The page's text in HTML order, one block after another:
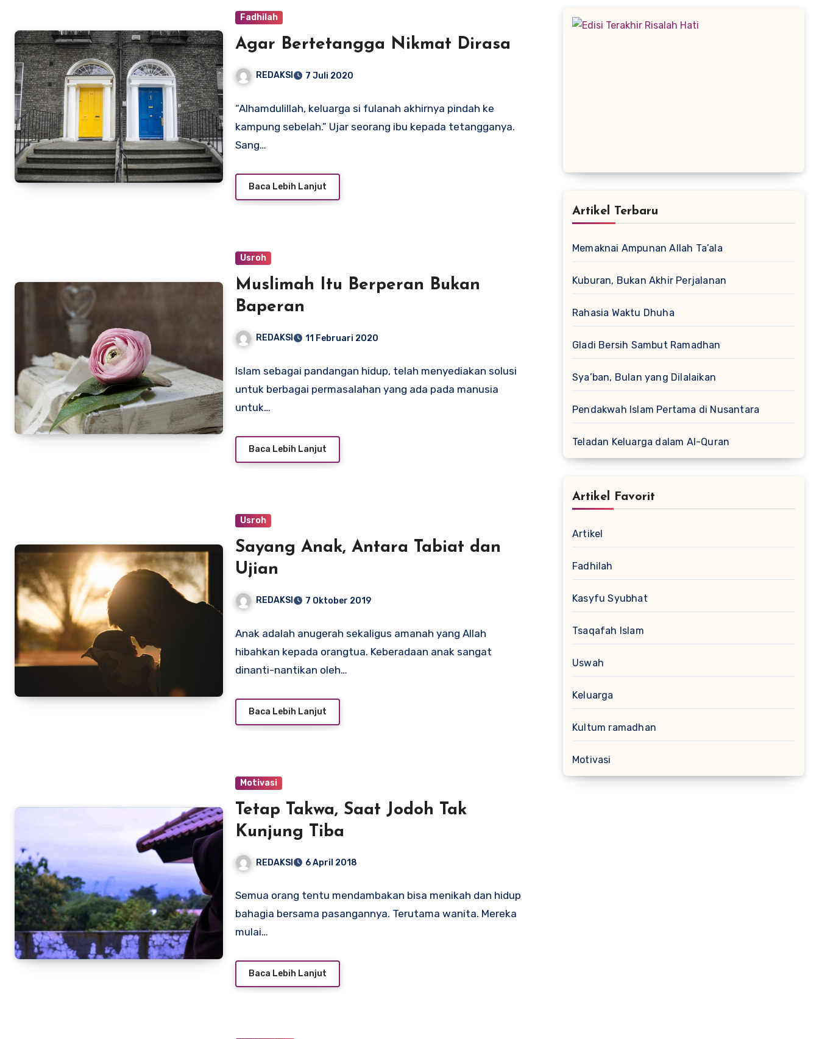
Fadhilah
Agar Bertetangga Nikmat Dirasa
REDAKSI 7 Juli 2020
“Alhamdulillah, keluarga si fulanah akhirnya pindah ke
kampung sebelah.” Ujar seorang ibu kepada tetangganya.
Sang…
Baca Lebih Lanjut
Usroh
Muslimah Itu Berperan Bukan
Baperan
REDAKSI 11 Februari 2020
Islam sebagai pandangan hidup, telah menyediakan solusi
untuk berbagai permasalahan yang ada pada manusia
untuk…
Baca Lebih Lanjut
Usroh
Sayang Anak, Antara Tabiat dan
Ujian
REDAKSI 7 Oktober 2019
Anak adalah anugerah sekaligus amanah yang Allah
hibahkan kepada orangtua. Keberadaan anak sangat
dinanti-nantikan oleh…
Baca Lebih Lanjut
Motivasi
Tetap Takwa, Saat Jodoh Tak
Kunjung Tiba
REDAKSI 6 April 2018
Semua orang tentu mendambakan bisa menikah dan hidup
bahagia bersama pasangannya. Terutama wanita. Mereka
mulai…
Baca Lebih Lanjut
Artikel Terbaru
Memaknai Ampunan Allah Ta’ala
Kuburan, Bukan Akhir Perjalanan
Rahasia Waktu Dhuha
Gladi Bersih Sambut Ramadhan
Sya’ban, Bulan yang Dilalaikan
Pendakwah Islam Pertama di Nusantara
Teladan Keluarga dalam Al-Quran
Artikel Favorit
Artikel
Fadhilah
Kasyfu Syubhat
Tsaqafah Islam
Uswah
Keluarga
Kultum ramadhan
Motivasi